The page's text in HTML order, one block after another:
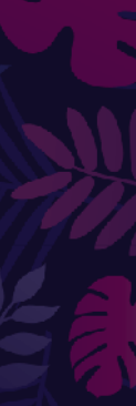
NIQUE
nique